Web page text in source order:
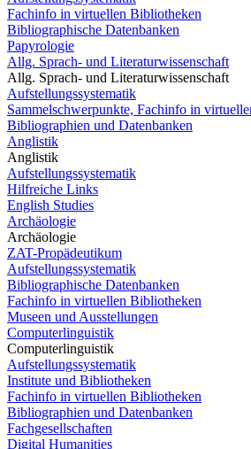
Fachinfo in virtuellen Bibliotheken
Bibliographische Datenbanken
Papyrologie
Allg. Sprach- und Literaturwissenschaft
Allg. Sprach- und Literaturwissenschaft
Aufstellungssystematik
Sammelschwerpunkte, Fachinfo in
Bibliographien und Datenbanken
Anglistik
Anglistik
Aufstellungssystematik
Hilfreiche Links
English Studies
Archäologie
Archäologie
ZAT-Propädeutikum
Aufstellungssystematik
Bibliographische Datenbanken
Fachinfo in virtuellen Bibliotheken
Museen und Ausstellungen
Computerlinguistik
Computerlinguistik
Aufstellungssystematik
Institute und Bibliotheken
Fachinfo in virtuellen Bibliotheken
Bibliographien und Datenbanken
Fachgesellschaften
Digital Humanities